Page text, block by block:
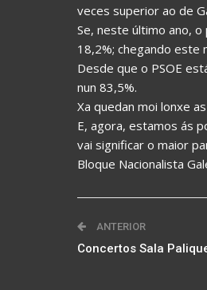
veces superior ao de
Se, neste último ano,
18,2%; chegando este
Desde que o PSOE
nun 83,5%.
Xa quedan moi lonxe
E, agora, estamos ás
vai significar o maior
Bloque Nacionalista
ANTERIOR
Concertos Sala